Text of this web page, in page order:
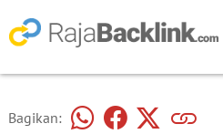
Bagikan: